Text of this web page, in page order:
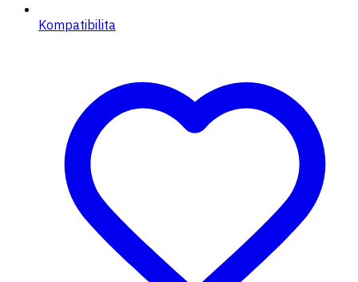
Kompatibilita